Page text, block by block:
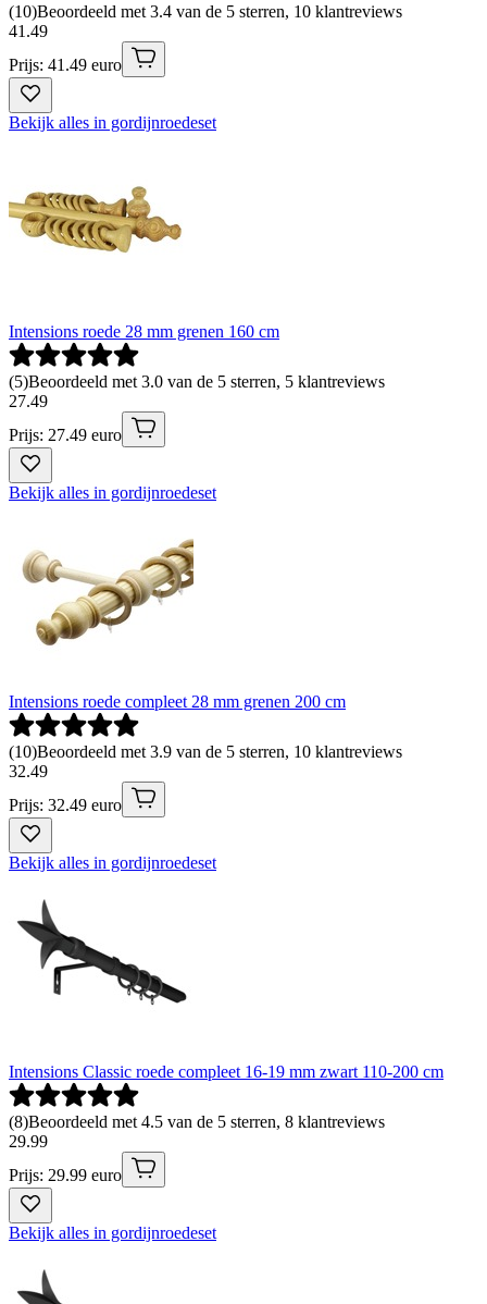
(10)Beoordeeld met 3.4 van de 5 sterren, 10 klantreviews
41 .49
Prijs: 41.49 euro
Bekijk alles in gordijnroedeset
Intensions roede 28 mm grenen 160 cm
(5)Beoordeeld met 3.0 van de 5 sterren, 5 klantreviews
27.49
Prijs: 27.49 euro
Bekijk alles in gordijnroedeset
Intensions roede compleet 28 mm grenen 200 cm
(10)Beoordeeld met 3.9 van de 5 sterren, 10 klantreviews
32.49
Prijs: 32.49 euro
Bekijk alles in gordijnroedeset
Intensions Classic roede compleet 16-19 mm zwart 110-200 cm
(8)Beoordeeld met 4.5 van de 5 sterren, 8 klantreviews
29.99
Prijs: 29.99 euro
Bekijk alles in gordijnroedeset